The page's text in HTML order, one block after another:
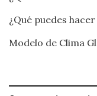
¿Qué puedes
Modelo de Clima